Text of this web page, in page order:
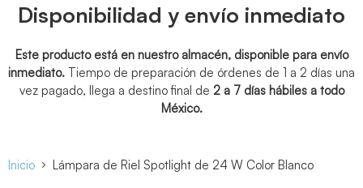
Disponibilidad y envío inmediato
Este producto está en nuestro almacén, disponible para envío
inmediato. Tiempo de preparación de órdenes de 1 a 2 días una
vez pagado, llega a destino final de 2 a 7 días hábiles a todo
México.
Inicio Lámpara de Riel Spotlight de 24 W Color Blanco